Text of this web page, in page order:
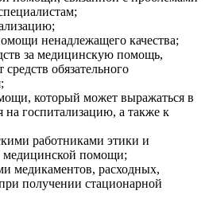
ненадлежащего качества;
за медицинскую помощь,
обязательного
который может выражаться в
на госпитализацию, а также к
работниками этики и
медицинской помощи;
медикаментов, расходных,
получении стационарной